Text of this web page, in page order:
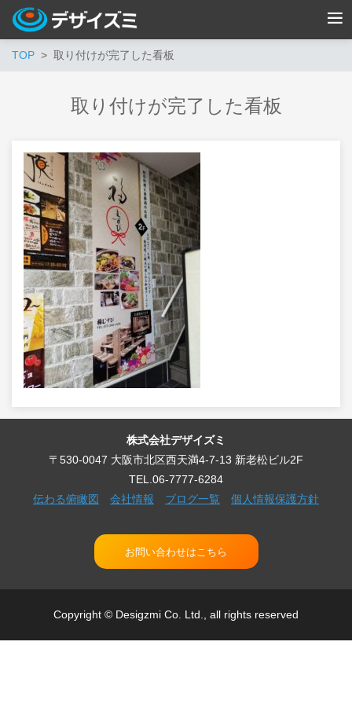
TOP 取り付けが完了した看板
取り付けが完了した看板
株式会社デザイズミ
〒530-0047 大阪市北区西天満4-7-13 新老松ビル2F
TEL.06-7777-6284
伝わる俯瞰図
会社情報 ブログ一覧 個人情報保護方針
お問い合わせはこちら
Copyright © Desigzmi Co. Ltd., all rights reserved